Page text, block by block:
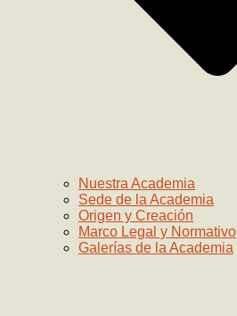
Nuestra Academia
Sede de la Academia
Origen y Creación
Marco Legal y Normativo
Galerías de la Academia